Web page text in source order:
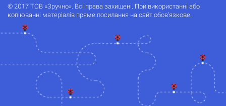
© 2017 ТОВ «Зручно». Всі права захищені. При використанні або
копіюванні матеріалів пряме посилання на сайт обов'язкове.